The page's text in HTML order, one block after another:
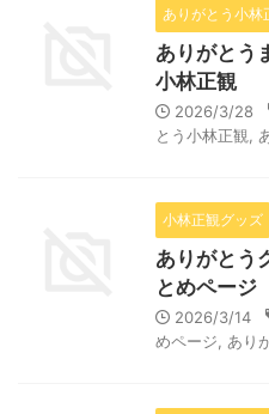
ありがとう小林
ありがとう
小林正観
2026/3/28
とう小林正観
小林正観グッズ
ありがとう
とめページ
2026/3/14
めページ
あり